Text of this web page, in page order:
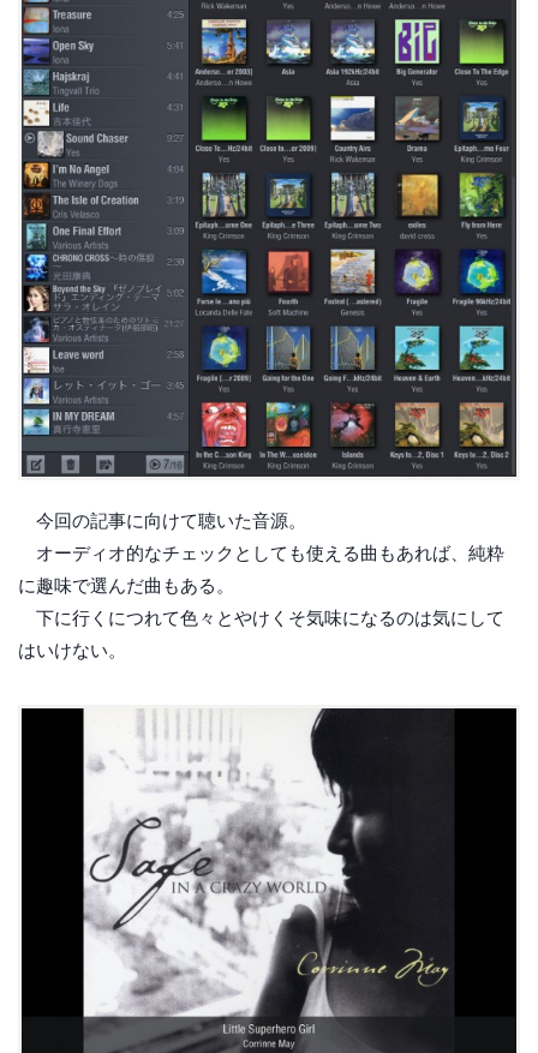
今回の記事に向けて聴いた音源。
オーディオ的なチェックとしても使える曲もあれば、純粋
に趣味で選んだ曲もある。
下に行くにつれて色々とやけくそ気味になるのは気にして
はいけない。